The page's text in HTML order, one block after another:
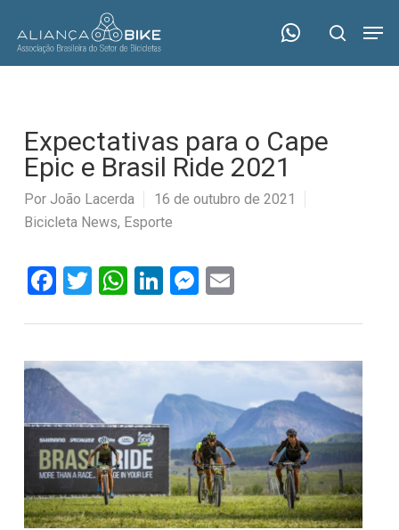
main
search
Expectativas para o Cape
Epic e Brasil Ride 2021
Por João Lacerda
16 de outubro de 2021
Bicicleta News, Esporte
Facebook
Twitter
WhatsApp
LinkedIn
Messenger
Email